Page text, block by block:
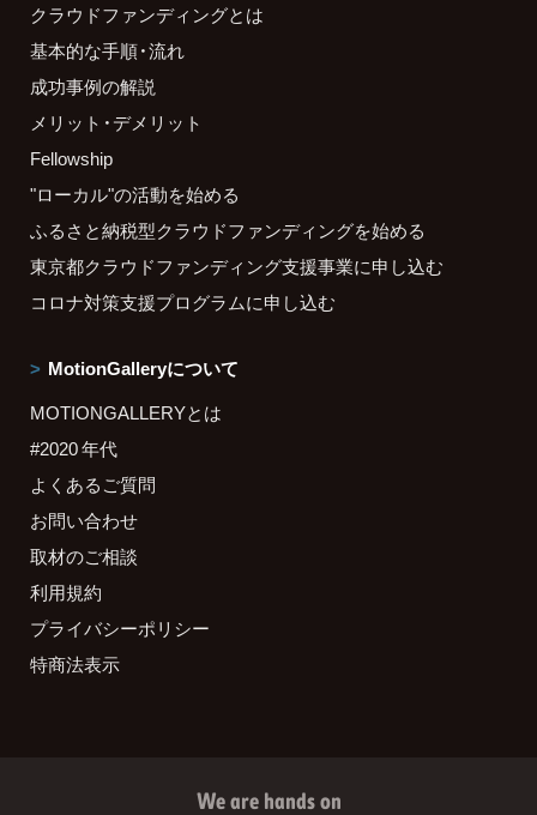
クラウドファンディングとは
基本的な手順・流れ
成功事例の解説
メリット・デメリット
Fellowship
"ローカル"の活動を始める
ふるさと納税型クラウドファンディングを始める
東京都クラウドファンディング支援事業に申し込む
コロナ対策支援プログラムに申し込む
MotionGalleryについて
MOTIONGALLERYとは
#2020 年代
よくあるご質問
お問い合わせ
取材のご相談
利用規約
プライバシーポリシー
特商法表示
We are hands on